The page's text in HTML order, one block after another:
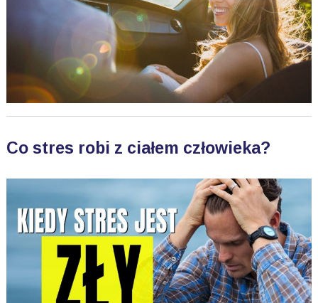
Co stres robi z ciałem człowieka?